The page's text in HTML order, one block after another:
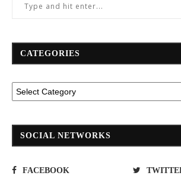
CATEGORIES
SOCIAL NETWORKS
FACEBOOK